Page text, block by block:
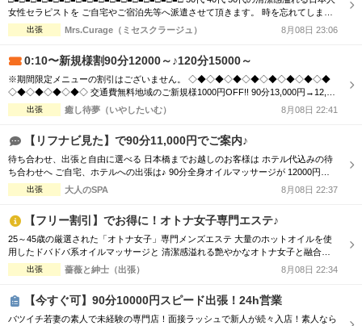
女性セラピストを ご自宅やご宿泊先等へ派遣させて頂きます。 時を忘れてしまう
程の癒しと心のこもった おもてなしをお届けします。 □■□■□■□■□■□■□■□■□■□
■□■□■□■□■□■□ お客様の日々のお疲れやストレスを心身共に癒す為 優しさ・気
出張 Mrs.Curage（ミセスクラージュ） 8月08日 23:06
0:10〜新規様割90分12000～♪120分15000～
※期間限定メニューの割引はございません。 ◇◆◇◆◇◆◇◆◇◆◇◆◇◆◇◆
◇◆◇◆◇◆◇◆◇ 交通費無料地域のご新規様1000円OFF!! 90分13,000円→12,00
0円 120分16,000円→15,000円 150分20,000円→19,000円 ※指名料別途 ◇◆◇◆◇
◆◇◆◇◆◇◆◇◆◇◆◇◆◇◆◇◆◇◆◇ 市内の交通費を頂く地域のご新規様1
出張 癒し待夢（いやしたいむ） 8月08日 22:41
【リフナビ見た】で90分11,000円でご案内♪
待ち合わせ、出張と自由に選べる 日本橋までお越しのお客様は ホテル代込みの待
ち合わせへ ご自宅、ホテルへの出張は♪ 90分全身オイルマッサージが 12000円
→→11000円の1000円引き 120分全身オイルマッサージが 20000円 →→18000円
の2000円引き でご利用いただけます
出張 大人のSPA 8月08日 22:37
【フリー割引】でお得に！オトナ女子専門エステ♪
25～45歳の厳選された「オトナ女子」専門メンズエステ 大量のホットオイルを使
用したドバドバ系オイルマッサージと 清潔感溢れる艶やかなオトナ女子と融合
で、優雅なひと時をお楽しみください。 【新規割引】ご新規様にお得♪ ご新規様限
定で総額から『3,000円』割引！ 90分 16,500円 → 13,500円（税込） 120分
出張 薔薇と紳士（出張） 8月08日 22:34
【今すぐ可】90分10000円スピード出張！24h営業
バツイチ若妻の素人で未経験の専門店！面接ラッシュで新人が続々入店！素人なら